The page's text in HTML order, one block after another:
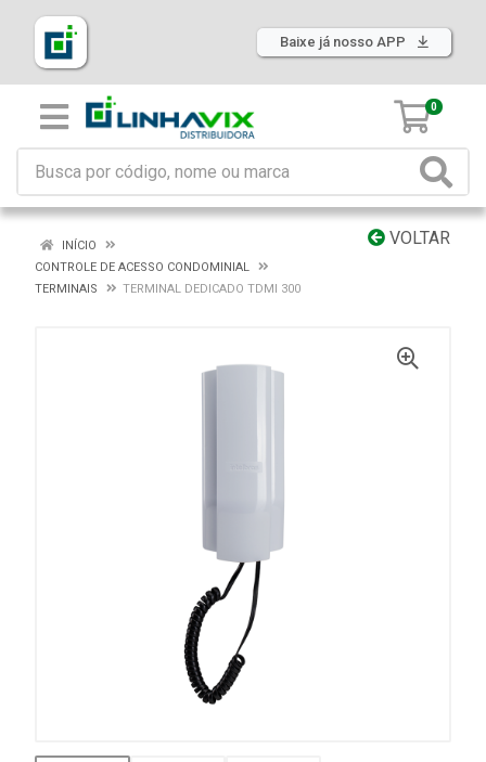
Baixe já nosso APP
0
VOLTAR
INÍCIO
CONTROLE DE ACESSO CONDOMINIAL
TERMINAIS
TERMINAL DEDICADO TDMI 300